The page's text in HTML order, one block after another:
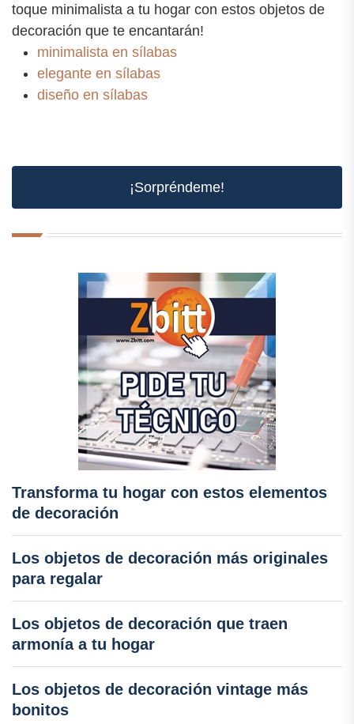
toque minimalista a tu hogar con estos objetos de
decoración que te encantarán!
minimalista en sílabas
elegante en sílabas
diseño en sílabas
¡Sorpréndeme!
Transforma tu hogar con estos elementos
de decoración
Los objetos de decoración más originales
para regalar
Los objetos de decoración que traen
armonía a tu hogar
Los objetos de decoración vintage más
bonitos